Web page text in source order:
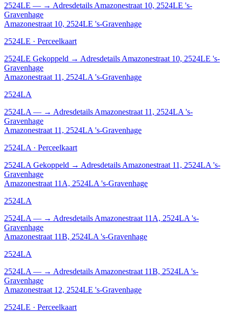
2524LE — → Adresdetails Amazonestraat 10, 2524LE 's-
Gravenhage
Amazonestraat 10, 2524LE 's-Gravenhage
2524LE · Perceelkaart
2524LE Gekoppeld → Adresdetails Amazonestraat 10, 2524LE 's-
Gravenhage
Amazonestraat 11, 2524LA 's-Gravenhage
2524LA
2524LA — → Adresdetails Amazonestraat 11, 2524LA 's-
Gravenhage
Amazonestraat 11, 2524LA 's-Gravenhage
2524LA · Perceelkaart
2524LA Gekoppeld → Adresdetails Amazonestraat 11, 2524LA 's-
Gravenhage
Amazonestraat 11A, 2524LA 's-Gravenhage
2524LA
2524LA — → Adresdetails Amazonestraat 11A, 2524LA 's-
Gravenhage
Amazonestraat 11B, 2524LA 's-Gravenhage
2524LA
2524LA — → Adresdetails Amazonestraat 11B, 2524LA 's-
Gravenhage
Amazonestraat 12, 2524LE 's-Gravenhage
2524LE · Perceelkaart